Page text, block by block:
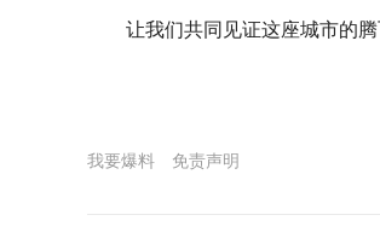
让我们共同见证这座城市的腾
我要爆料 免责声明